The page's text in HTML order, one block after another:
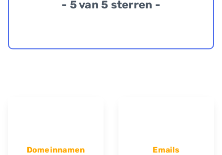
- 5 van 5 sterren -
Domeinnamen Emails